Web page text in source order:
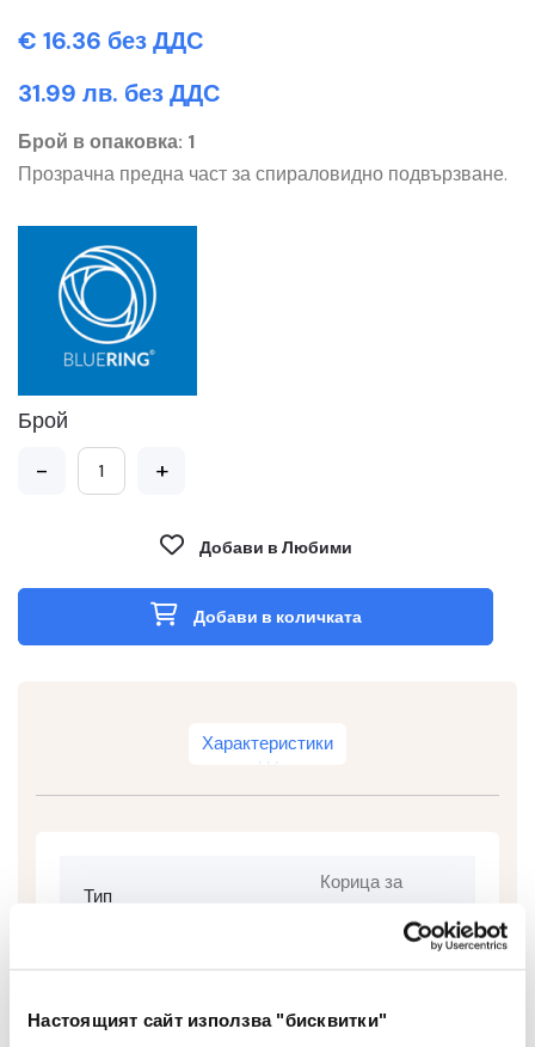
Настоящият сайт използва "бисквитки"
€ 16.36 без ДДС
31.99 лв. без ДДС
Брой в опаковка: 1
Прозрачна предна част за спираловидно подвързване.
Брой
- +
Добави в Любими
Добави в количката
Характеристики
Тип
Корица за
Вид На Материала Пластмаса
Дебелина На
200